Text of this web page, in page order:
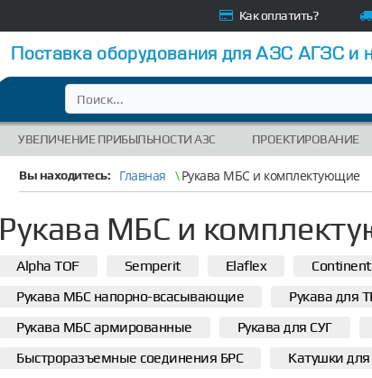
Как оплатить?
Поставка оборудования для АЗС АГЗС и
УВЕЛИЧЕНИЕ ПРИБЫЛЬНОСТИ АЗС ПРОЕКТИРОВАНИЕ
Вы находитесь: Главная \Рукава МБС и комплектующие
Рукава МБС и
Alpha TOF Semperit Elaflex
Рукава МБС напорно-всасывающие
Рукава для
Рукава МБС армированные
Рукава для СУГ
Быстроразъемные соединения БРС
Катушки для